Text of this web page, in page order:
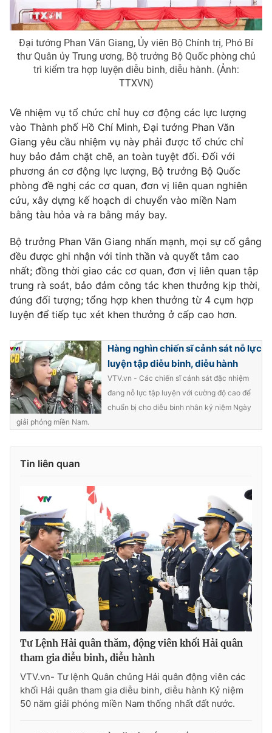
Đại tướng Phan Văn Giang, Ủy viên Bộ Chính trị, Phó Bí
thư Quân ủy Trung ương, Bộ trưởng Bộ Quốc phòng chủ
trì kiểm tra hợp luyện diễu binh, diễu hành. (Ảnh:
TTXVN)
Về nhiệm vụ tổ chức chỉ huy cơ động các lực lượng
vào Thành phố Hồ Chí Minh, Đại tướng Phan Văn
Giang yêu cầu nhiệm vụ này phải được tổ chức chỉ
huy bảo đảm chặt chẽ, an toàn tuyệt đối. Đối với
phương án cơ động lực lượng, Bộ trưởng Bộ Quốc
phòng đề nghị các cơ quan, đơn vị liên quan nghiên
cứu, xây dựng kế hoạch di chuyển vào miền Nam
bằng tàu hỏa và ra bằng máy bay.
Bộ trưởng Phan Văn Giang nhấn mạnh, mọi sự cố gắng
đều được ghi nhận với tinh thần và quyết tâm cao
nhất; đồng thời giao các cơ quan, đơn vị liên quan tập
trung rà soát, bảo đảm công tác khen thưởng kịp thời,
đúng đối tượng; tổng hợp khen thưởng từ 4 cụm hợp
luyện để tiếp tục xét khen thưởng ở cấp cao hơn.
Hàng nghìn chiến sĩ cảnh sát nỗ lực
luyện tập diễu binh, diễu hành
VTV.vn - Các chiến sĩ cảnh sát đặc nhiệm
đang nỗ lực tập luyện với cường độ cao để
chuẩn bị cho diễu binh nhân kỷ niệm Ngày
giải phóng miền Nam.
Tin liên quan
Tư Lệnh Hải quân thăm, động viên khối Hải quân
tham gia diễu binh, diễu hành
VTV.vn- Tư lệnh Quân chủng Hải quân động viên các
khối Hải quân tham gia diễu binh, diễu hành Kỷ niệm
50 năm giải phóng miền Nam thống nhất đất nước.